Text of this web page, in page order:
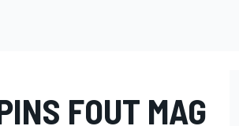
FOUT MAG